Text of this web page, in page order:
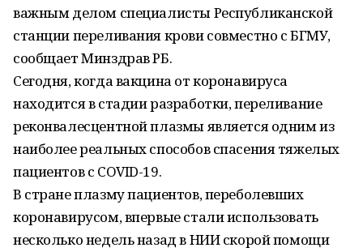
важным делом специалисты Республиканской
станции переливания крови совместно с БГМУ,
сообщает Минздрав РБ.
Сегодня, когда вакцина от коронавируса
находится в стадии разработки, переливание
реконвалесцентной плазмы является одним из
наиболее реальных способов спасения тяжелых
пациентов с COVID-19.
В стране плазму пациентов, переболевших
коронавирусом, впервые стали использовать
несколько недель назад в НИИ скорой помощи